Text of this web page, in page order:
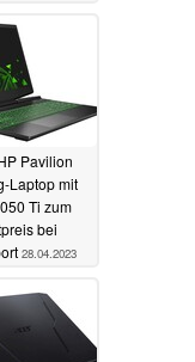
03.05.2023
Pavilion
Laptop mit
Ti zum
bei
28.04.2023